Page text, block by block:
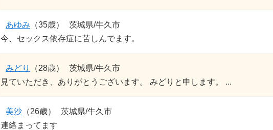
あゆみ （35歳）
茨城県/牛久市
今、セックス依存症に苦しんでます。
みどり （28歳）
茨城県/牛久市
見ていただき、ありがとうございます。 みどりと申します。 ...
美沙 （26歳）
茨城県/牛久市
連絡まってます